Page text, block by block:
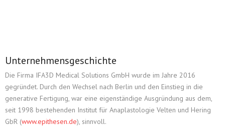
Deutsch
Unternehmensgeschichte
Die Firma IFA3D Medical Solutions GmbH wurde im Jahre 2016
gegründet. Durch den Wechsel nach Berlin und den Einstieg in die
generative Fertigung, war eine eigenständige Ausgründung aus dem,
seit 1998 bestehenden Institut für Anaplastologie Velten und Hering
GbR (www.epithesen.de), sinnvoll.